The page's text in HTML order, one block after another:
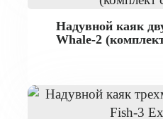
Надувной каяк
Whale-2